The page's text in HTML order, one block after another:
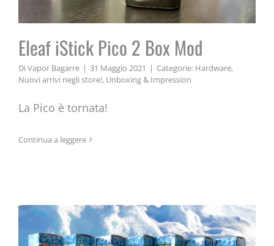
Eleaf iStick Pico 2 Box Mod
Di Vapor Bagarre | 31 Maggio 2021 | Categorie: Hardware,
Nuovi arrivi negli store!, Unboxing & Impression
La Pico è tornata!
Continua a leggere
TNT Polar: la linea estiva di liquidi